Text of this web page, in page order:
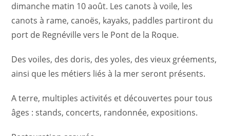
dimanche matin 10 août. Les canots à voile, les
canots à rame, canoës, kayaks, paddles partiront du
port de Regnéville vers le Pont de la Roque.
Des voiles, des doris, des yoles, des vieux gréements,
ainsi que les métiers liés à la mer seront présents.
A terre, multiples activités et découvertes pour tous
âges : stands, concerts, randonnée, expositions.